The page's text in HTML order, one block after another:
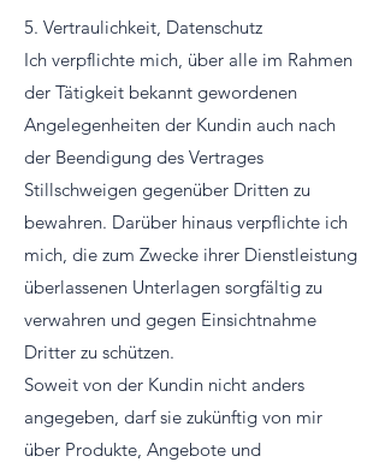
5. Vertraulichkeit, Datenschutz
Ich verpflichte mich, über alle im Rahmen
der Tätigkeit bekannt gewordenen
Angelegenheiten der Kundin auch nach
der Beendigung des Vertrages
Stillschweigen gegenüber Dritten zu
bewahren. Darüber hinaus verpflichte ich
mich, die zum Zwecke ihrer Dienstleistung
überlassenen Unterlagen sorgfältig zu
verwahren und gegen Einsichtnahme
Dritter zu schützen.
Soweit von der Kundin nicht anders
angegeben, darf sie zukünftig von mir
über Produkte, Angebote und